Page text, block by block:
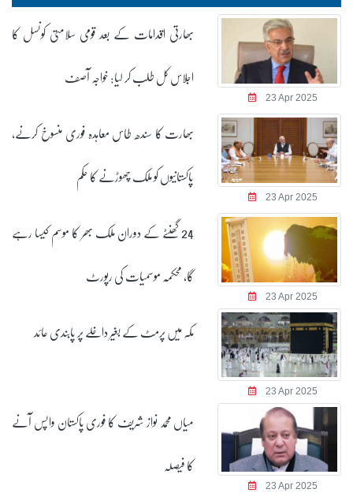
23 Apr 2025
بھارتی اقدامات کے بعد قومی سلامتی کونسل کا
اجلاس کل طلب کر لیا: خواجہ آصف
23 Apr 2025
بھارت کا سندھ طاس معاہدہ فوری منسوخ کرنے،
پاکستانیوں کو ملک چھوڑنے کا حکم
23 Apr 2025
24 گھنٹے کے دوران ملک بھر کا موسم کیسا رہے
گا، محکمہ موسمیات کی رپورٹ
23 Apr 2025
مکہ میں پرمٹ کے بغیر داخلے پر پابندی عائد
23 Apr 2025
میاں محمد نواز شریف کا فوری پاکستان واپس آنے
کا فیصلہ